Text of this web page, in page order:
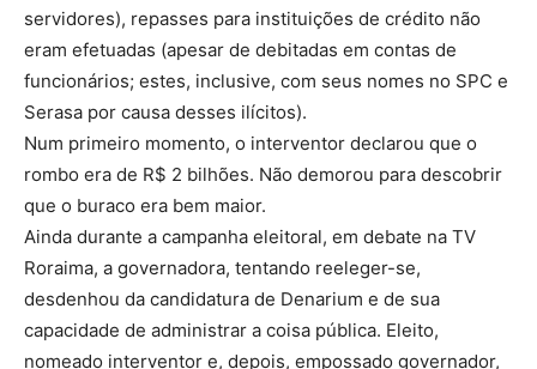
servidores), repasses para instituições de crédito não
eram efetuadas (apesar de debitadas em contas de
funcionários; estes, inclusive, com seus nomes no SPC e
Serasa por causa desses ilícitos).
Num primeiro momento, o interventor declarou que o
rombo era de R$ 2 bilhões. Não demorou para descobrir
que o buraco era bem maior.
Ainda durante a campanha eleitoral, em debate na TV
Roraima, a governadora, tentando reeleger-se,
desdenhou da candidatura de Denarium e de sua
capacidade de administrar a coisa pública. Eleito,
nomeado interventor e, depois, empossado governador,